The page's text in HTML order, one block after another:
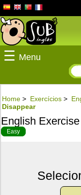
☰ Menu
Home > Exercícios >
Disappear
English
Easy